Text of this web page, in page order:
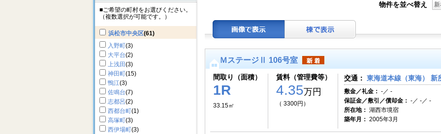
■ご希望の町村をお選びください。
（複数選択が可能です。）
浜松市中央区(61)
入野町(3)
大平台(2)
上浅田(3)
神田町(15)
鴨江(3)
佐鳴台(7)
志都呂(2)
西都台町(1)
高塚町(3)
西伊場町(3)
物件を並べ替え
ＭステージⅡ 106号室
間取り（面積）
1R
33.15㎡
賃料（管理費等）
4.35万円
（ 3300円）
交通： 東海道本線（東海） 新
敷金／礼金： -／ -
保証金／敷引／償却金： -／ -／ -
所在地： 湖西市境宿
築年月： 2005年3月